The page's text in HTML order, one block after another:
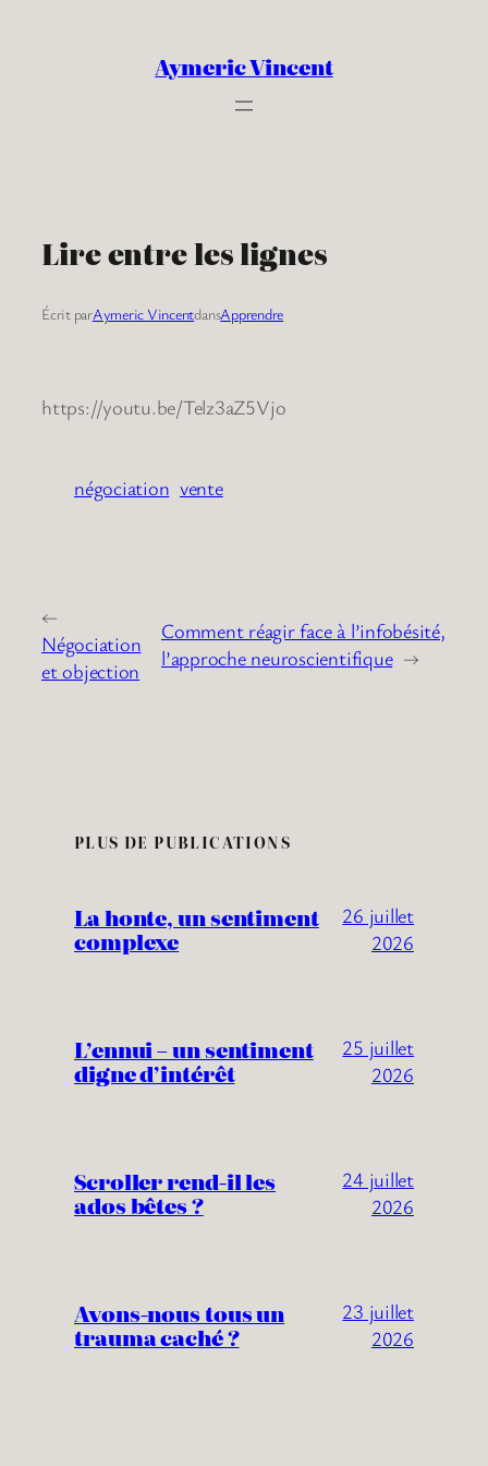
Aymeric Vincent
Lire entre les lignes
Écrit parAymeric VincentdansApprendre
https://youtu.be/Telz3aZ5Vjo
négociation vente
←
Négociation
et objection
Comment réagir face à l’infobésité,
l’approche neuroscientifique →
PLUS DE PUBLICATIONS
La honte, un sentiment
complexe
26 juillet
2026
L’ennui – un sentiment
digne d’intérêt
25 juillet
2026
Scroller rend-il les
ados bêtes ?
24 juillet
2026
Avons-nous tous un
trauma caché ?
23 juillet
2026